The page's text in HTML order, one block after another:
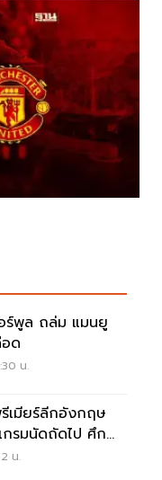
ร์พูล ถล่ม แมนยู
ด
น.
เมียร์ลีกอังกฤษ
กรมนัดถัดไป ศึก
น.